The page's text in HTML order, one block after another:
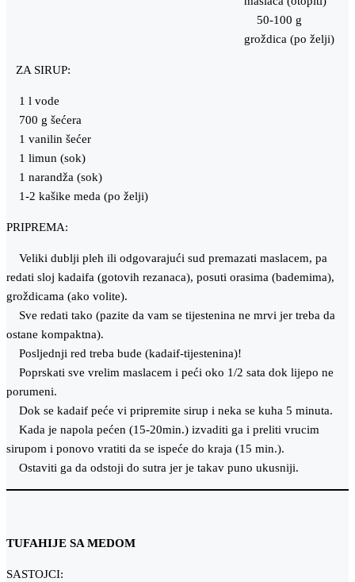
50-100 g
groždica (po želji)
ZA SIRUP:
1 l vode
700 g šećera
1 vanilin šećer
1 limun (sok)
1 narandža (sok)
1-2 kašike meda (po želji)
PRIPREMA:
Veliki dublji pleh ili odgovarajući sud premazati maslacem, pa
redati sloj kadaifa (gotovih rezanaca), posuti orasima (bademima),
groždicama (ako volite).
Sve redati tako (pazite da vam se tijestenina ne mrvi jer treba da
ostane kompaktna).
Posljednji red treba bude (kadaif-tijestenina)!
Poprskati sve vrelim maslacem i peći oko 1/2 sata dok lijepo ne
porumeni.
Dok se kadaif peće vi pripremite sirup i neka se kuha 5 minuta.
Kada je napola pećen (15-20min.) izvaditi ga i preliti vrucim
sirupom i ponovo vratiti da se ispeće do kraja (15 min.).
Ostaviti ga da odstoji do sutra jer je takav puno ukusniji.
TUFAHIJE SA MEDOM
SASTOJCI: